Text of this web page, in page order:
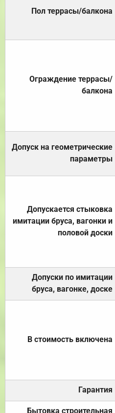
Пол террасы/балкона
Ограждение террасы/
балкона
Допуск на геометрические
параметры
Допускается стыковка
имитации бруса, вагонки и
половой доски
Допуски по имитации
бруса, вагонке, доске
В стоимость включена
Гарантия
Бытовка строительная